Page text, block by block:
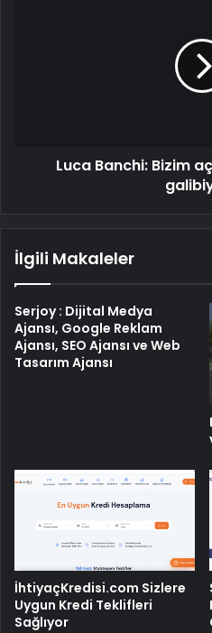
Luca Banchi: Bizim
İlgili Makaleler
Serjoy : Dijital Medya
Ajansı, Google Reklam
Ajansı, SEO Ajansı ve Web
Tasarım Ajansı
İhtiyaçKredisi.com Sizlere
Uygun Kredi Teklifleri
Sağlıyor